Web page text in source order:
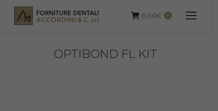
0,00€ 0
OPTIBOND FL KIT